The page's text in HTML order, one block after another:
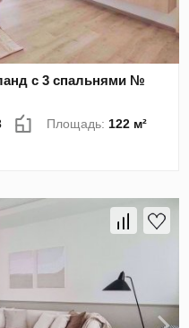
с 3 спальнями №
Площадь: 122 м²